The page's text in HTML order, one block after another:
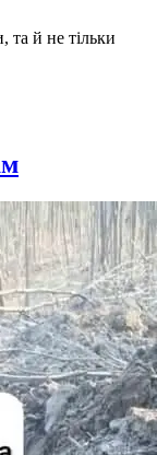
та й не тільки